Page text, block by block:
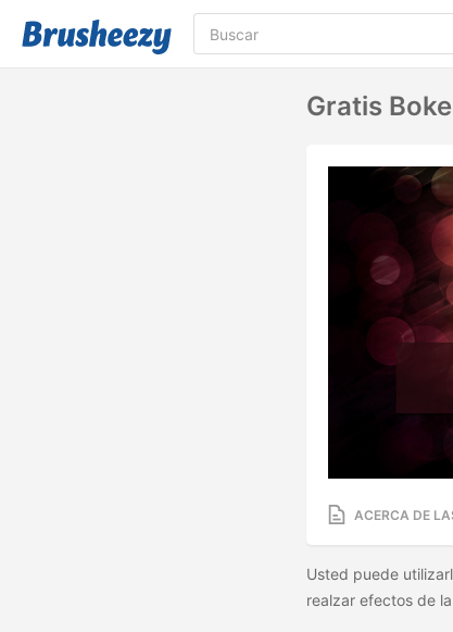
Gratis
ACERCA DE
Usted puede
realzar efectos de